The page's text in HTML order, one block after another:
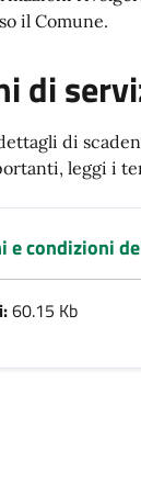
il Comune.
di
di
leggi i
e condizioni
60.15 Kb